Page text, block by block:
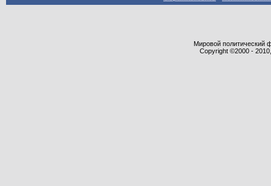
Мировой политический
Copyright ©2000 -